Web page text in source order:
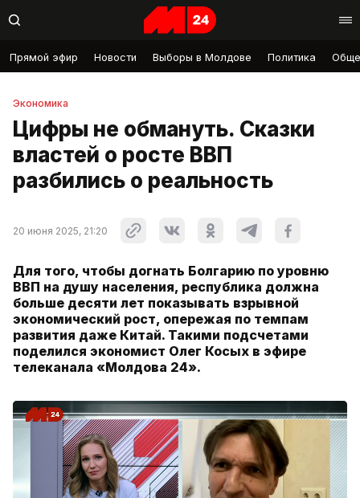
Прямой эфир Новости Выборы в Молдове Политика
Экономика
Цифры не обмануть. Сказки
властей о росте ВВП
разбились о реальность
20 июня 2025, 21:20
Для того, чтобы догнать Болгарию по уровню
ВВП на душу населения, республика должна
больше десяти лет показывать взрывной
экономический рост, опережая по темпам
развития даже Китай. Такими подсчетами
поделился экономист Олег Косых в эфире
телеканала «Молдова 24».